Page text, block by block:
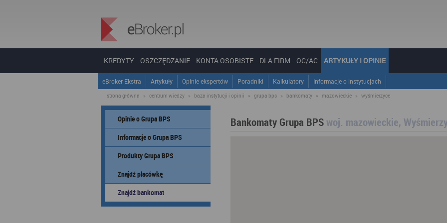
KREDYTY OSZCZĘDZANIE KONTA OSOBISTE DLA FIRM OC/AC ARTYKUŁY I OPINIE
eBroker Ekstra Artykuły Opinie ekspertów Poradniki Kalkulatory Informacje o instytucjach
strona główna » centrum wiedzy » baza instytucji i opinii » grupa bps » bankomaty » mazowieckie » wyśmierzyce
Opinie o Grupa BPS
Informacje o Grupa BPS
Produkty Grupa BPS
Znajdź placówkę
Znajdź bankomat
Bankomaty Grupa BPS woj. mazowieckie,